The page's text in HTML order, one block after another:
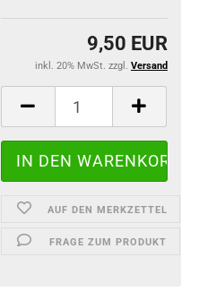
9,50 EUR
inkl. 20% MwSt. zzgl. Versand
AUF DEN MERKZETTEL
FRAGE ZUM PRODUKT